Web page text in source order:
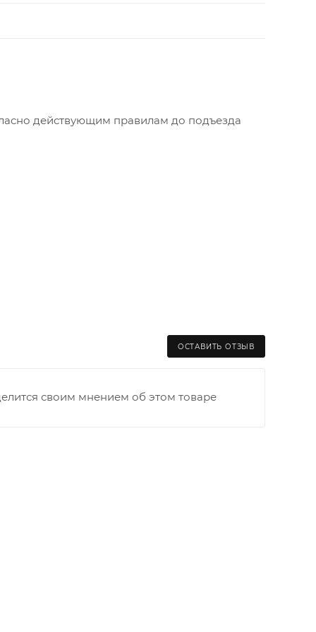
действующим правилам до подъезда
ОСТАВИТЬ ОТЗЫВ
своим мнением об этом товаре